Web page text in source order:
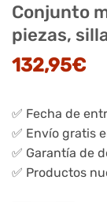
Conjunto
piezas,
132,95€
✅ Fecha de
✅ Envío gratis
✅ Garantía de
✅ Productos